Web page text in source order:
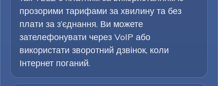
прозорими тарифами за хвилину та без
плати за з’єднання. Ви можете
зателефонувати через VoIP або
використати зворотний дзвінок, коли
Інтернет поганий.